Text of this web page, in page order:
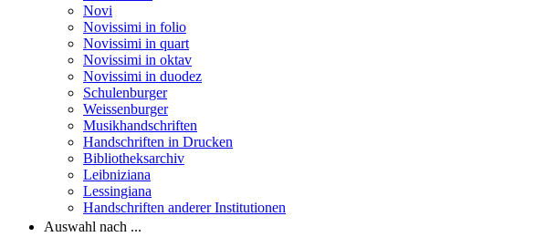
Novi
Novissimi in folio
Novissimi in quart
Novissimi in oktav
Novissimi in duodez
Schulenburger
Weissenburger
Musikhandschriften
Handschriften in Drucken
Bibliotheksarchiv
Leibniziana
Lessingiana
Handschriften anderer Institutionen
Auswahl nach ...